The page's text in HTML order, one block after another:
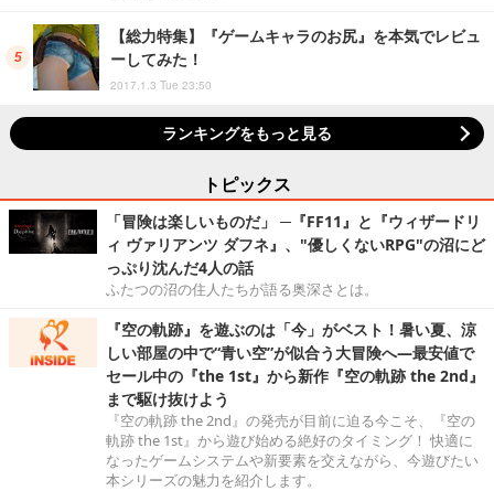
【総力特集】『ゲームキャラのお尻』を本気でレビュ
ーしてみた！
2017.1.3 Tue 23:50
ランキングをもっと見る
トピックス
「冒険は楽しいものだ」 ─『FF11』と『ウィザードリ
ィ ヴァリアンツ ダフネ』、"優しくないRPG"の沼にど
っぷり沈んだ4人の話
ふたつの沼の住人たちが語る奥深さとは。
『空の軌跡』を遊ぶのは「今」がベスト！暑い夏、涼
しい部屋の中で“青い空”が似合う大冒険へ―最安値で
セール中の『the 1st』から新作『空の軌跡 the 2nd』
まで駆け抜けよう
『空の軌跡 the 2nd』の発売が目前に迫る今こそ、『空の
軌跡 the 1st』から遊び始める絶好のタイミング！ 快適に
なったゲームシステムや新要素を交えながら、今遊びたい
本シリーズの魅力を紹介します。